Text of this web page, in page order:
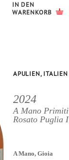
IN DEN
WARENKORB
APULIEN, ITALIEN
2024
A Mano
Rosato Puglia
A Mano, Gioia